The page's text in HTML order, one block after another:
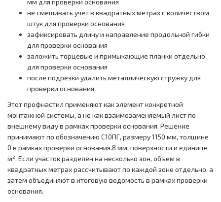
мм для проверки основания
не смешивать учет в квадратных метрах с количеством
штук для проверки основания
зафиксировать длину и направление продольной гибки
для проверки основания
заложить торцевые и примыкающие планки отдельно
для проверки основания
после подрезки удалить металлическую стружку для
проверки основания
Этот профнастил применяют как элемент конкретной
монтажной системы, а не как взаимозаменяемый лист по
внешнему виду в рамках проверки основания. Решение
принимают по обозначению С10ПГ, размеру 1150 мм, толщине
0 в рамках проверки основания.8 мм, поверхности и единице
м². Если участок разделен на несколько зон, объем в
квадратных метрах рассчитывают по каждой зоне отдельно, а
затем объединяют в итоговую ведомость в рамках проверки
основания.